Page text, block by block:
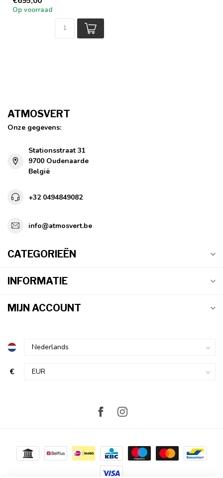
tuindouche, maar je kunt ...
Op voorraad
ATMOSVERT
Onze gegevens:
Stationsstraat 31
9700 Oudenaarde
België
+32 0494849082
info@atmosvert.be
CATEGORIEËN
INFORMATIE
MIJN ACCOUNT
€